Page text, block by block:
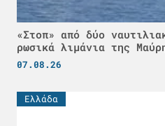
«Στοπ» από δύο
ρωσικά λιμάνια της
07.08.26
Ελλάδα